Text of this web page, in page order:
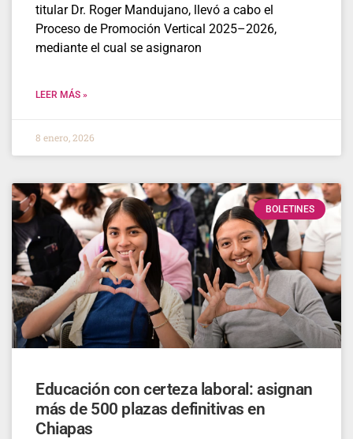
titular Dr. Roger Mandujano, llevó a cabo el
Proceso de Promoción Vertical 2025–2026,
mediante el cual se asignaron
LEER MÁS »
8 enero, 2026
BOLETINES
Educación con certeza laboral: asignan
más de 500 plazas definitivas en
Chiapas